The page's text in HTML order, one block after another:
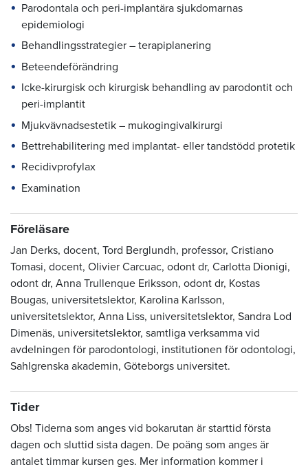
Parodontala och peri-implantära sjukdomarnas
epidemiologi
Behandlingsstrategier – terapiplanering
Beteendeförändring
Icke-kirurgisk och kirurgisk behandling av parodontit och
peri-implantit
Mjukvävnadsestetik – mukogingivalkirurgi
Bettrehabilitering med implantat- eller tandstödd protetik
Recidivprofylax
Examination
Föreläsare
Jan Derks, docent, Tord Berglundh, professor, Cristiano
Tomasi, docent, Olivier Carcuac, odont dr, Carlotta Dionigi,
odont dr, Anna Trullenque Eriksson, odont dr, Kostas
Bougas, universitetslektor, Karolina Karlsson,
universitetslektor, Anna Liss, universitetslektor, Sandra Lod
Dimenäs, universitetslektor, samtliga verksamma vid
avdelningen för parodontologi, institutionen för odontologi,
Sahlgrenska akademin, Göteborgs universitet.
Tider
Obs! Tiderna som anges vid bokarutan är starttid första
dagen och sluttid sista dagen. De poäng som anges är
antalet timmar kursen ges. Mer information kommer i